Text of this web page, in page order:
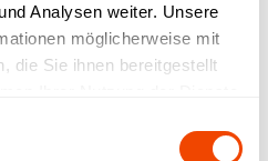
Analysen weiter. Unsere
möglicherweise mit
die Sie ihnen bereitgestellt
Suchen